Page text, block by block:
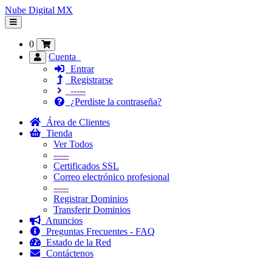
Nube Digital MX
Alternar
Navegación
0
Cuenta
Entrar
Registrarse
-----
¿Perdiste la contraseña?
Área de Clientes
Tienda
Ver Todos
-----
Certificados SSL
Correo electrónico profesional
-----
Registrar Dominios
Transferir Dominios
Anuncios
Preguntas Frecuentes - FAQ
Estado de la Red
Contáctenos